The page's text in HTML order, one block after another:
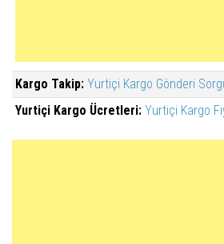
Kargo Takip: Yurtiçi Kargo Gönderi
Yurtiçi Kargo Ücretleri: Yurtiçi Kargo